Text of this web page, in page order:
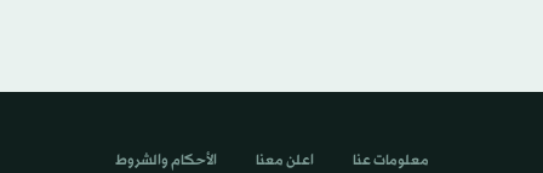
معلومات عنا اعلن معنا الأحكام والشروط